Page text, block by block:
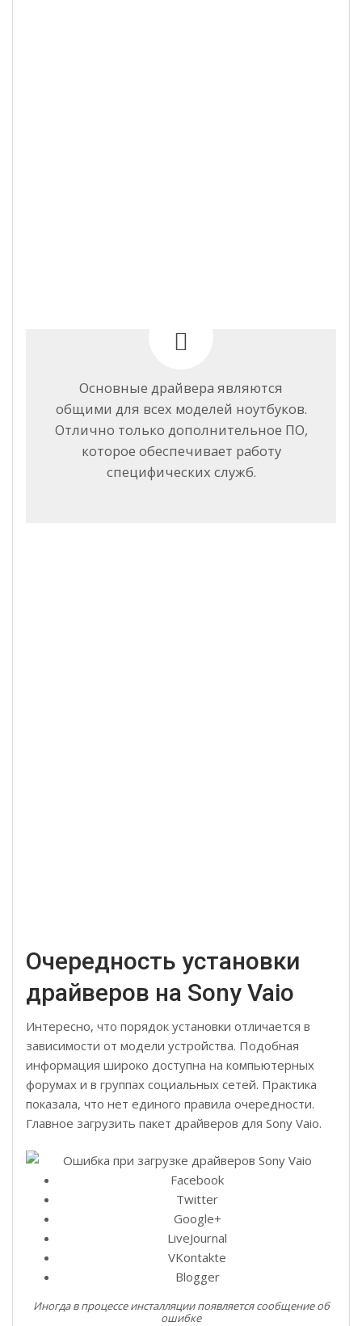
Основные драйвера являются
общими для всех моделей ноутбуков.
Отлично только дополнительное ПО,
которое обеспечивает работу
специфических служб.
Очередность установки
драйверов на Sony Vaio
Интересно, что порядок установки отличается в
зависимости от модели устройства. Подобная
информация широко доступна на компьютерных
форумах и в группах социальных сетей. Практика
показала, что нет единого правила очередности.
Главное загрузить пакет драйверов для Sony Vaio.
Facebook
Twitter
Google+
LiveJournal
VKontakte
Blogger
Иногда в процессе инсталляции появляется сообщение об
ошибке